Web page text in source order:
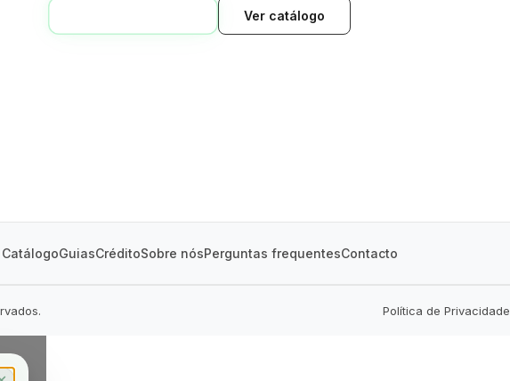
GREEN VILLAGE
Ver catálogo
CatálogoGuiasCréditoSobre nósPerguntas frequentesContacto
Política de Privacidade